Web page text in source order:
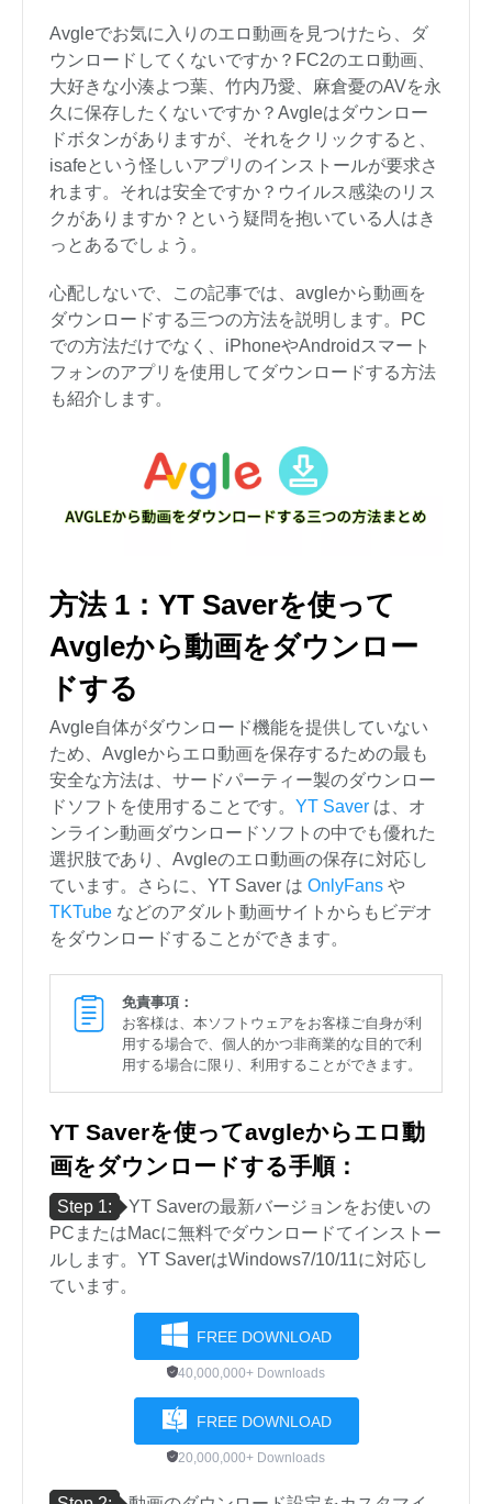
Avgleでお気に入りのエロ動画を見つけたら、ダ
ウンロードしてくないですか？FC2のエロ動画、
大好きな小湊よつ葉、竹内乃愛、麻倉憂のAVを永
久に保存したくないですか？Avgleはダウンロー
ドボタンがありますが、それをクリックすると、
isafeという怪しいアプリのインストールが要求さ
れます。それは安全ですか？ウイルス感染のリス
クがありますか？という疑問を抱いている人はき
っとあるでしょう。
心配しないで、この記事では、avgleから動画を
ダウンロードする三つの方法を説明します。PC
での方法だけでなく、iPhoneやAndroidスマート
フォンのアプリを使用してダウンロードする方法
も紹介します。
方法 1：YT Saverを使って
Avgleから動画をダウンロー
ドする
Avgle自体がダウンロード機能を提供していない
ため、Avgleからエロ動画を保存するための最も
安全な方法は、サードパーティー製のダウンロー
ドソフトを使用することです。 YT Saver は、オ
ンライン動画ダウンロードソフトの中でも優れた
選択肢であり、Avgleのエロ動画の保存に対応し
ています。さらに、YT Saver は OnlyFans や
TKTube などのアダルト動画サイトからもビデオ
をダウンロードすることができます。
免責事項：
お客様は、本ソフトウェアをお客様ご自身が利
用する場合で、個人的かつ非商業的な目的で利
用する場合に限り、利用することができます。
YT Saverを使ってavgleからエロ動
画をダウンロードする手順：
Step 1:
YT Saverの最新バージョンをお使いの
PCまたはMacに無料でダウンロードてインストー
ルします。YT SaverはWindows7/10/11に対応し
ています。
FREE DOWNLOAD
40,000,000+ Downloads
FREE DOWNLOAD
20,000,000+ Downloads